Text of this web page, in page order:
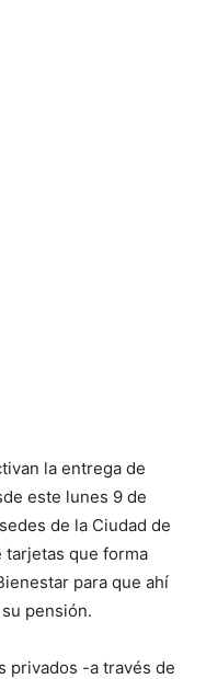
la entrega de
este lunes 9 de
de la Ciudad de
tarjetas que forma
para que ahí
pensión.
privados -a través de